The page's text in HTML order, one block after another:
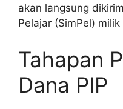
akan langsung
Pelajar (SimPel)
Tahapan
Dana PIP